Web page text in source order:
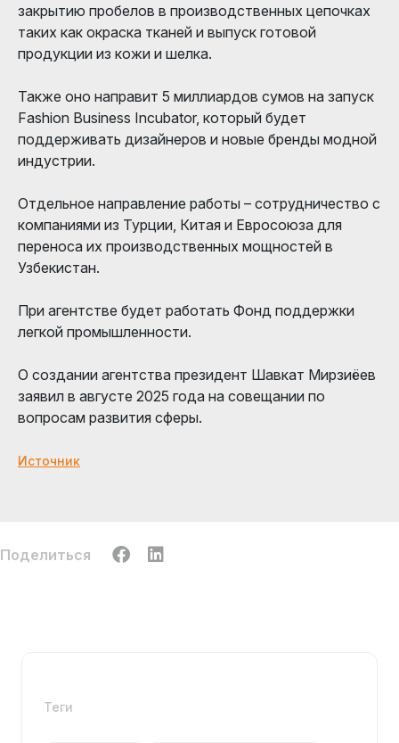
закрытию пробелов в производственных цепочках
таких как окраска тканей и выпуск готовой
продукции из кожи и шелка.
Также оно направит 5 миллиардов сумов на запуск
Fashion Business Incubator, который будет
поддерживать дизайнеров и новые бренды модной
индустрии.
Отдельное направление работы – сотрудничество с
компаниями из Турции, Китая и Евросоюза для
переноса их производственных мощностей в
Узбекистан.
При агентстве будет работать Фонд поддержки
легкой промышленности.
О создании агентства президент Шавкат Мирзиёев
заявил в августе 2025 года на совещании по
вопросам развития сферы.
Источник
Поделиться
Теги